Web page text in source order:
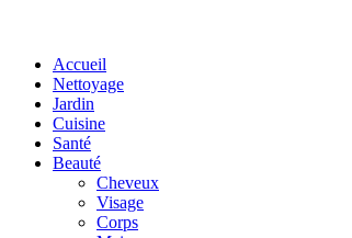
Accueil
Nettoyage
Jardin
Cuisine
Santé
Beauté
Cheveux
Visage
Corps